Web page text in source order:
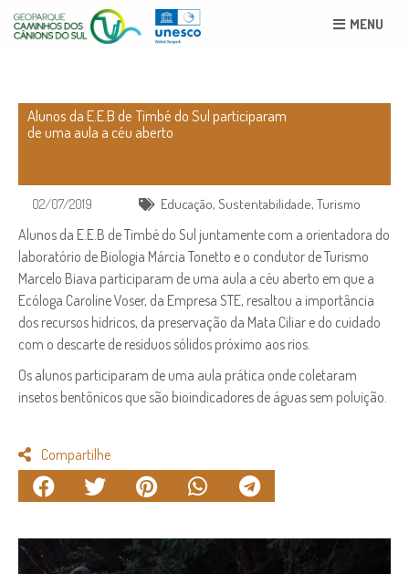
MENU
Alunos da E.E.B de Timbé do Sul participaram
de uma aula a céu aberto
02/07/2019 Educação,Sustentabilidade,Turismo
Alunos da E.E.B de Timbé do Sul juntamente com a orientadora do
laboratório de Biologia Márcia Tonetto e o condutor de Turismo
Marcelo Biava participaram de uma aula a céu aberto em que a
Ecóloga Caroline Voser, da Empresa STE, resaltou a importância
dos recursos hídricos, da preservação da Mata Ciliar e do cuidado
com o descarte de resíduos sólidos próximo aos rios.
Os alunos participaram de uma aula prática onde coletaram
insetos bentônicos que são bioindicadores de águas sem poluição.
Compartilhe